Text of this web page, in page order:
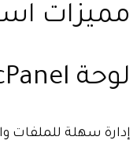
مميزات
لوحة cPanel
إدارة سهلة للملفات